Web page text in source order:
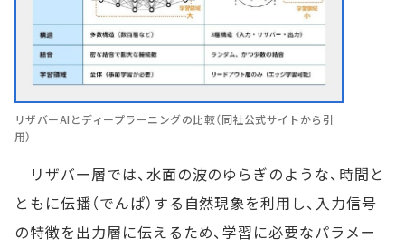
リザバーAIとディープラーニングの比較（同社公式サイトから引
用）
リザバー層では、水面の波のゆらぎのような、時間と
ともに伝播（でんぱ）する自然現象を利用し、入力信号
の特徴を出力層に伝えるため、学習に必要なパラメー